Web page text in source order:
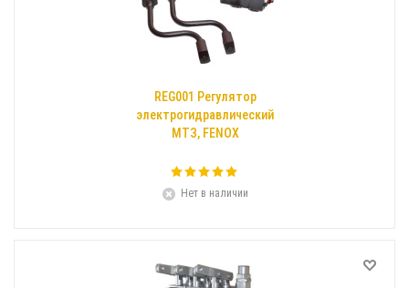
REG001 Регулятор
электрогидравлический
МТЗ, FENOX
Нет в наличии